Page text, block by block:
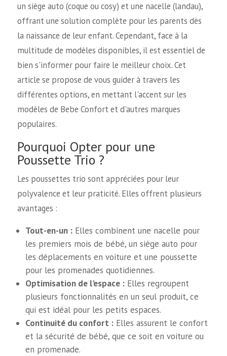
un siège auto (coque ou cosy) et une nacelle (landau),
offrant une solution complète pour les parents dès
la naissance de leur enfant. Cependant, face à la
multitude de modèles disponibles, il est essentiel de
bien s'informer pour faire le meilleur choix. Cet
article se propose de vous guider à travers les
différentes options, en mettant l'accent sur les
modèles de Bebe Confort et d'autres marques
populaires.
Pourquoi Opter pour une
Poussette Trio ?
Les poussettes trio sont appréciées pour leur
polyvalence et leur praticité. Elles offrent plusieurs
avantages :
Tout-en-un : Elles combinent une nacelle pour
les premiers mois de bébé, un siège auto pour
les déplacements en voiture et une poussette
pour les promenades quotidiennes.
Optimisation de l'espace : Elles regroupent
plusieurs fonctionnalités en un seul produit, ce
qui est idéal pour les petits espaces.
Continuité du confort : Elles assurent le confort
et la sécurité de bébé, que ce soit en voiture ou
en promenade.